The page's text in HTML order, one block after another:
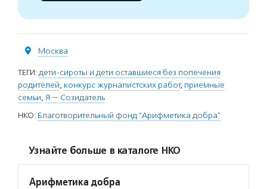
Москва
ТЕГИ: дети-сироты и дети оставшиеся без попечения
родителей, конкурс журналистских работ, приемные
семьи, Я — Созидатель
НКО: Благотворительный фонд "Арифметика добра"
Узнайте больше в каталоге НКО
Арифметика добра